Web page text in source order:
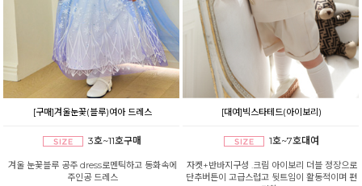
[구매]겨울눈꽃(블루)여아 드레스
3호~11호구매
겨울 눈꽃블루 공주 dress로멘틱하고 동화속에
주인공 드레스
[대여]빅스타테드(아이보리)
1호~7호대여
자켓+반바지구성 .크림 아이보리 더블 정장으로
단추버튼이 고급스럽고 뒷트임이 활동적이며 편